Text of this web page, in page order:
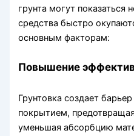
грунта могут показаться
средства быстро
основным факторам:
Повышение
Грунтовка создает
покрытием,
уменьшая абсорбцию